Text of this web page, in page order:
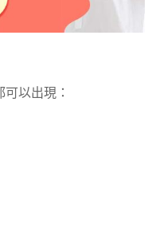
以出現：